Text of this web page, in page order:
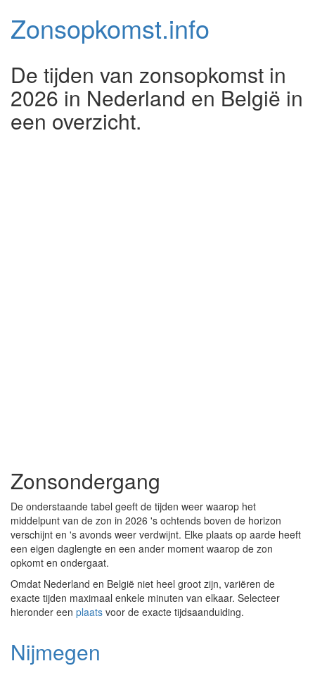
Zonsopkomst.info
De tijden van zonsopkomst in
2026 in Nederland en België in
een overzicht.
Zonsondergang
De onderstaande tabel geeft de tijden weer waarop het
middelpunt van de zon in 2026 's ochtends boven de horizon
verschijnt en 's avonds weer verdwijnt. Elke plaats op aarde heeft
een eigen daglengte en een ander moment waarop de zon
opkomt en ondergaat.
Omdat Nederland en België niet heel groot zijn, variëren de
exacte tijden maximaal enkele minuten van elkaar. Selecteer
hieronder een plaats voor de exacte tijdsaanduiding.
Nijmegen